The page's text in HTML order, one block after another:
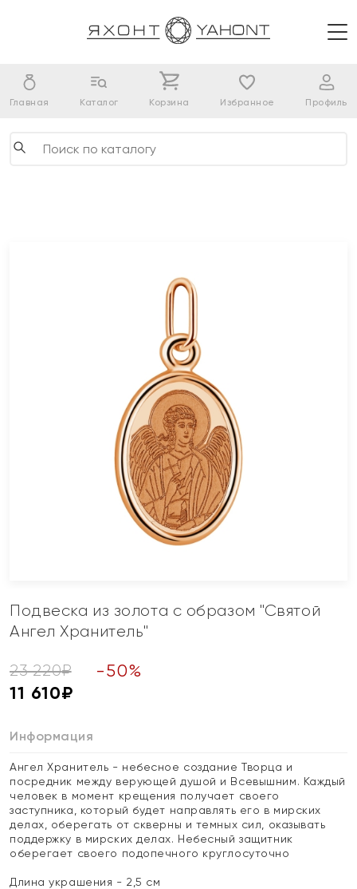
Главная Каталог Корзина Избранное Профиль
Подвеска из золота с образом "Святой
Ангел Хранитель"
23 220₽ -50%
11 610₽
Информация
Ангел Хранитель - небесное создание Творца и
посредник между верующей душой и Всевышним. Каждый
человек в момент крещения получает своего
заступника, который будет направлять его в мирских
делах, оберегать от скверны и темных сил, оказывать
поддержку в мирских делах. Небесный защитник
оберегает своего подопечного круглосуточно
Длина украшения - 2,5 см